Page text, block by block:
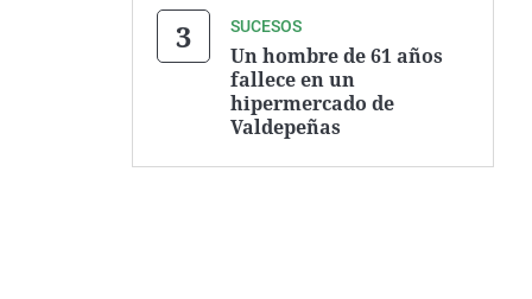
SUCESOS
Un hombre de 61 años
fallece en un
hipermercado de
Valdepeñas